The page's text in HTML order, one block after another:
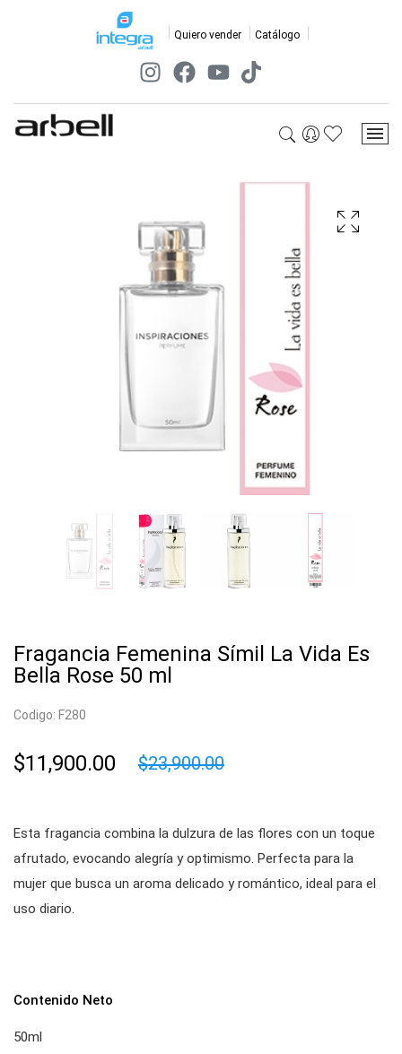
Quiero vender Catálogo
Fragancia Femenina Símil La Vida Es
Bella Rose 50 ml
Codigo: F280
$11,900.00 $23,900.00
Esta fragancia combina la dulzura de las flores con un toque
afrutado, evocando alegría y optimismo. Perfecta para la
mujer que busca un aroma delicado y romántico, ideal para el
uso diario.
Contenido Neto
50ml